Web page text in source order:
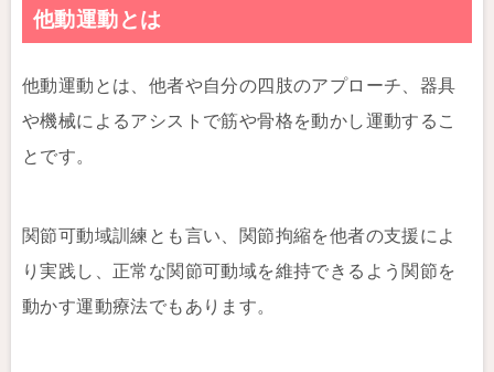
他動運動とは
他動運動とは、他者や自分の四肢のアプローチ、器具
や機械によるアシストで筋や骨格を動かし運動するこ
とです。
関節可動域訓練とも言い、関節拘縮を他者の支援によ
り実践し、正常な関節可動域を維持できるよう関節を
動かす運動療法でもあります。